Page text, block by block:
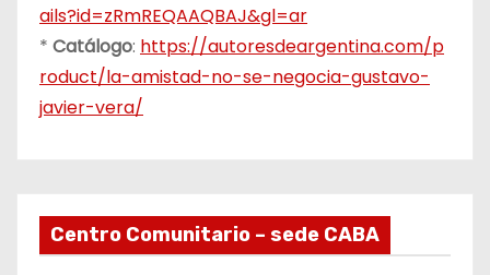
ails?id=zRmREQAAQBAJ&gl=ar
* Catálogo: https://autoresdeargentina.com/p
roduct/la-amistad-no-se-negocia-gustavo-
javier-vera/
Centro Comunitario – sede CABA